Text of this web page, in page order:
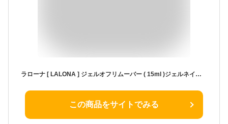
ラローナ [ LALONA ] ジェルオフリムーバー ( 15ml )ジェルネイル/マジックリムーバー/アセトンフリー/ソークオフ/ジェルオフ/セルフ/オフ用品
この商品をサイトでみる